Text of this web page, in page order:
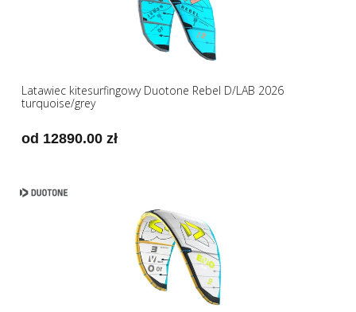
Latawiec kitesurfingowy Duotone Rebel D/LAB 2026
turquoise/grey
od 12890.00 zł